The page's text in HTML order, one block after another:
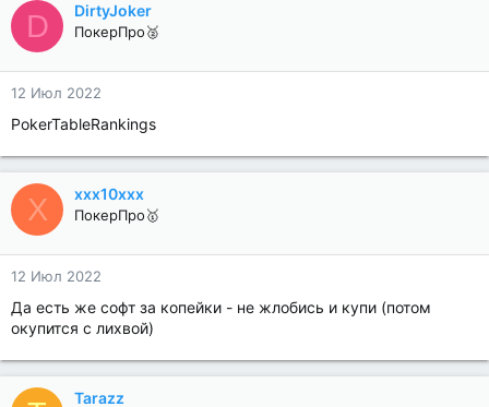
D DirtyJoker
ПокерПро🥈
12 Июл 2022
PokerTableRankings
X xxx10xxx
ПокерПро🥇
12 Июл 2022
Да есть же софт за копейки - не жлобись и купи (потом
окупится с лихвой)
Tarazz